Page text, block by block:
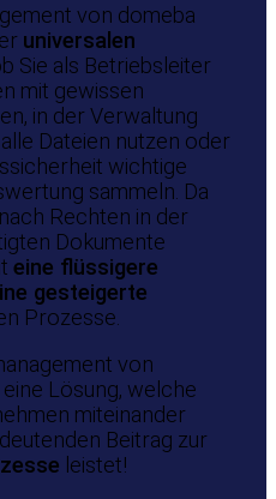
von domeba
universalen
Sie als Betriebsleiter
mit gewissen
in der Verwaltung
Dateien nutzen oder
wichtige
sammeln. Da
Rechten in der
Dokumente
eine flüssigere
gesteigerte
Prozesse.
von
Lösung, welche
miteinander
Beitrag zur
leistet!